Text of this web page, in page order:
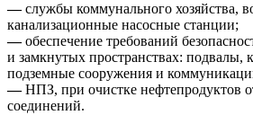
—службы коммунального хозяйства,
канализационные насосные станции;
—обеспечение требований
и замкнутых пространствах: подвалы,
подземные сооружения и
—НПЗ, при очистке нефтепродуктов
соединений.